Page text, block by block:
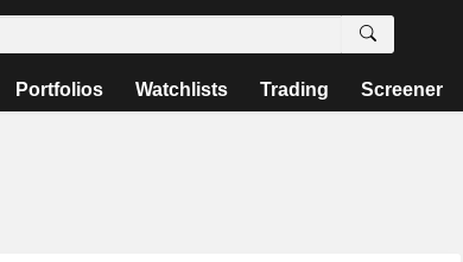
Portfolios Watchlists Trading Screener